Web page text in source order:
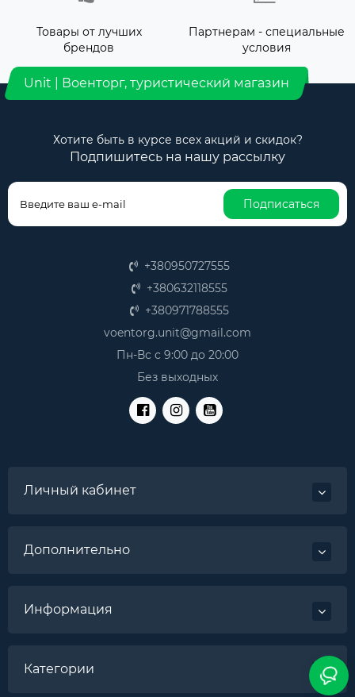
Товары от лучших
брендов
Партнерам - специальные
условия
Unit | Военторг, туристический магазин
Хотите быть в курсе всех акций и скидок?
Подпишитесь на нашу рассылку
Подписаться
+380950727555
+380632118555
+380971788555
voentorg.unit@gmail.com
Пн-Вс с 9:00 до 20:00
Без выходных
Личный кабинет
Дополнительно
Информация
Категории